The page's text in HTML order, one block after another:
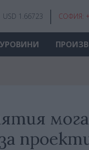
USD 1.66723 СОФИЯ: